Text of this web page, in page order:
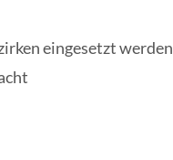
eingesetzt werden